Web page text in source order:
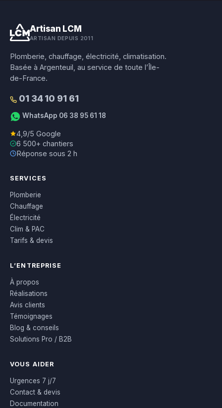
Artisan LCM
ARTISAN DEPUIS 2011
Plomberie, chauffage, électricité, climatisation.
Basée à Argenteuil, au service de toute l’Île-
de-France.
01 34 10 91 61
WhatsApp 06 38 95 61 18
4,9/5 Google
6 500+ chantiers
Réponse sous 2 h
SERVICES
Plomberie
Chauffage
Électricité
Clim & PAC
Tarifs & devis
L’ENTREPRISE
À propos
Réalisations
Avis clients
Témoignages
Blog & conseils
Solutions Pro / B2B
VOUS AIDER
Urgences 7 j/7
Contact & devis
Documentation